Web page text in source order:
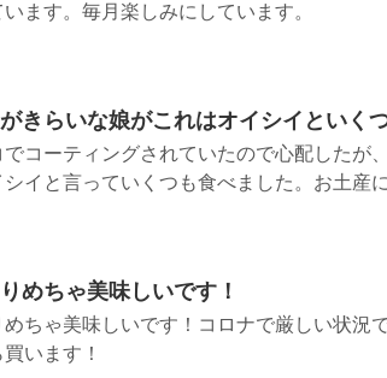
ています。毎月楽しみにしていま
きらいな娘がこれはオイシイといく
コーティングされていたので心配したが
イと言っていくつも食べました。お土産
めちゃ美味しいです！
ちゃ美味しいです！コロナで厳しい状況
ったら買います